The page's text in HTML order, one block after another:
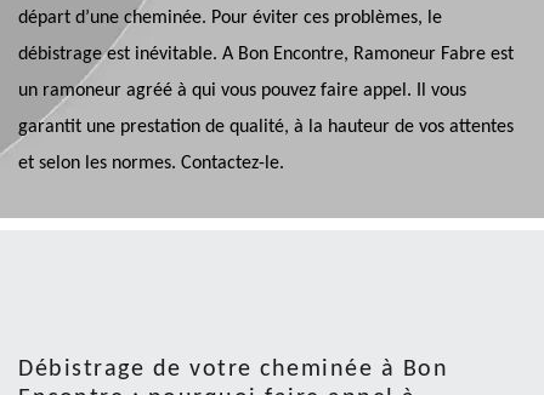
départ d’une cheminée. Pour éviter ces problèmes, le
débistrage est inévitable. A Bon Encontre, Ramoneur Fabre est
un ramoneur agréé à qui vous pouvez faire appel. Il vous
garantit une prestation de qualité, à la hauteur de vos attentes
et selon les normes. Contactez-le.
Débistrage de votre cheminée à Bon